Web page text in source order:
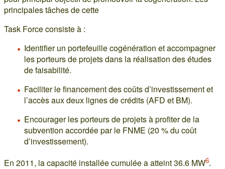
principales tâches de cette
Task Force consiste à :
Identifier un portefeuille cogénération et accompagner
les porteurs de projets dans la réalisation des études
de faisabilité.
Faciliter le financement des coûts d’investissement et
l’accès aux deux lignes de crédits (AFD et BM).
Encourager les porteurs de projets à profiter de la
subvention accordée par le FNME (20 % du coût
d’investissement).
En 2011, la capacité installée cumulée a atteint 36.6 MW6.